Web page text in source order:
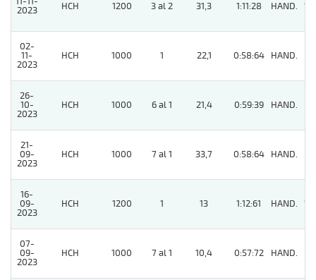
2023
HCH 1200 3 al 2 31,3 1:11:28 HAND. 15
02-
11-
2023
HCH 1000 1 22,1 0:58:64 HAND.
26-
10-
2023
HCH 1000 6 al 1 21,4 0:59:39 HAND.
21-
09-
2023
HCH 1000 7 al 1 33,7 0:58:64 HAND.
16-
09-
2023
HCH 1200 1 13 1:12:61 HAND. 14
07-
09-
2023
HCH 1000 7 al 1 10,4 0:57:72 HAND.